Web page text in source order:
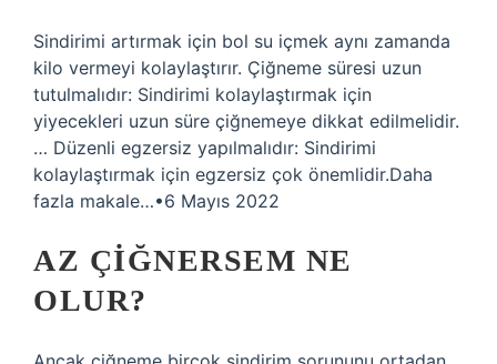
Sindirimi artırmak için bol su içmek aynı zamanda
kilo vermeyi kolaylaştırır. Çiğneme süresi uzun
tutulmalıdır: Sindirimi kolaylaştırmak için
yiyecekleri uzun süre çiğnemeye dikkat edilmelidir.
… Düzenli egzersiz yapılmalıdır: Sindirimi
kolaylaştırmak için egzersiz çok önemlidir.Daha
fazla makale…•6 Mayıs 2022
AZ ÇIĞNERSEM NE
OLUR?